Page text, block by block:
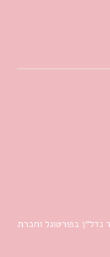
בפורטוגל וחברת